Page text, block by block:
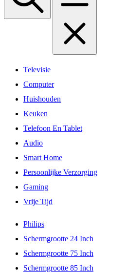
Televisie
Computer
Huishouden
Keuken
Telefoon En Tablet
Audio
Smart Home
Persoonlijke Verzorging
Gaming
Vrije Tijd
Philips
Schermgrootte 24 Inch
Schermgrootte 75 Inch
Schermgrootte 85 Inch